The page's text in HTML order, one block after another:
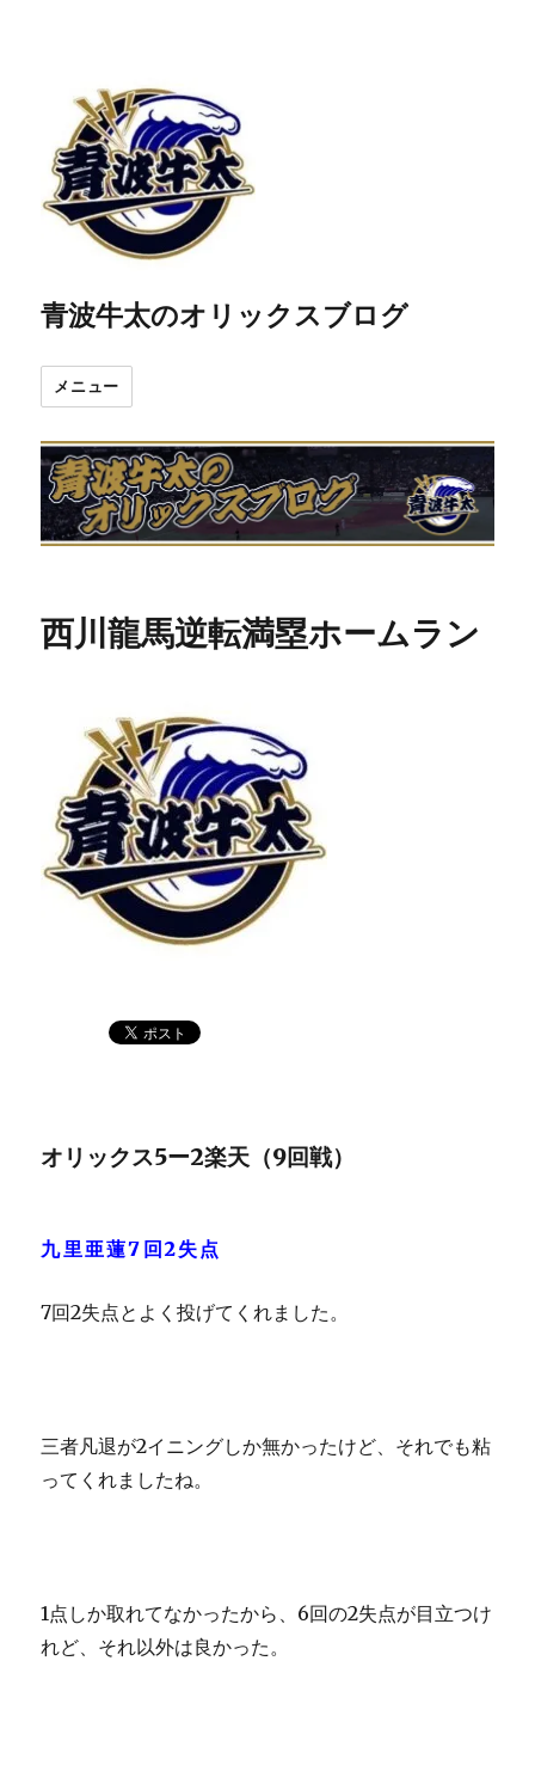
青波牛太のオリックスブログ
メニュー
西川龍馬逆転満塁ホームラン
オリックス5ー2楽天（9回戦）
九里亜蓮7回2失点
7回2失点とよく投げてくれました。
三者凡退が2イニングしか無かったけど、それでも粘
ってくれましたね。
1点しか取れてなかったから、6回の2失点が目立つけ
れど、それ以外は良かった。